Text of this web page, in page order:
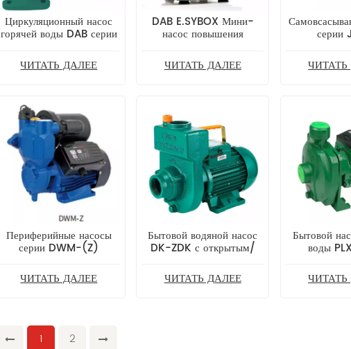
Циркуляционный насос
горячей воды DAB серии
ЧИТАТЬ ДАЛЕЕ
DAB E.SYBOX Мини-
насос повышения
скоростью
ЧИТАТЬ ДАЛЕЕ
серии
Периферийные насосы
серии DWM-(Z)
ЧИТАТЬ ДАЛЕЕ
Бытовой водяной насос
DK-ZDK с открытым/
колесом
ЧИТАТЬ ДАЛЕЕ
Бытовой
воды
1 2